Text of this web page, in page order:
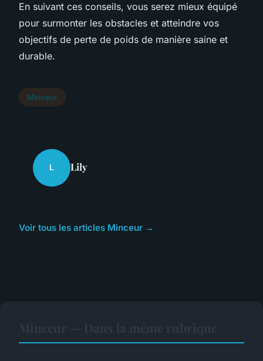
En suivant ces conseils, vous serez mieux équipé
pour surmonter les obstacles et atteindre vos
objectifs de perte de poids de manière saine et
durable.
Minceur
L Lily
Voir tous les articles Minceur →